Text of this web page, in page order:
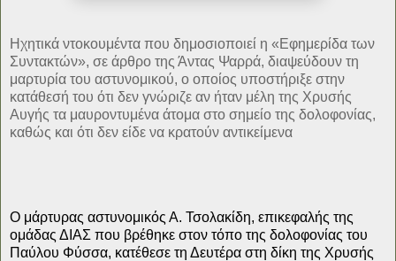
Ηχητικά ντοκουμέντα που δημοσιοποιεί η «Εφημερίδα των
Συντακτών», σε άρθρο της Άντας Ψαρρά, διαψεύδουν τη
μαρτυρία του αστυνομικού, ο οποίος υποστήριξε στην
κατάθεσή του ότι δεν γνώριζε αν ήταν μέλη της Χρυσής
Αυγής τα μαυροντυμένα άτομα στο σημείο της δολοφονίας,
καθώς και ότι δεν είδε να κρατούν αντικείμενα
Ο μάρτυρας αστυνομικός Α. Τσολακίδη, επικεφαλής της
ομάδας ΔΙΑΣ που βρέθηκε στον τόπο της δολοφονίας του
Παύλου Φύσσα, κατέθεσε τη Δευτέρα στη δίκη της Χρυσής